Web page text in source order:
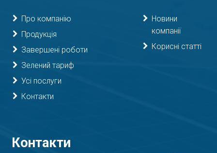
Про компанію
Продукція
Завершені роботи
Зелений тариф
Усі послуги
Контакти
Новини
компанії
Корисні статті
Контакти